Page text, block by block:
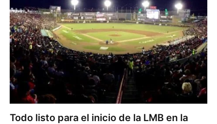
Todo listo para el inicio de la LMB en la